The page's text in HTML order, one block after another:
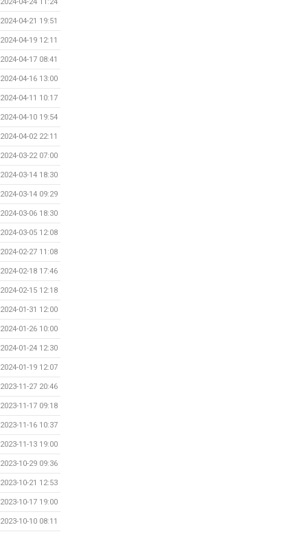
2024-04-21 19:51
2024-04-19 12:11
2024-04-17 08:41
2024-04-16 13:00
2024-04-11 10:17
2024-04-10 19:54
2024-04-02 22:11
2024-03-22 07:00
2024-03-14 18:30
2024-03-14 09:29
2024-03-06 18:30
2024-03-05 12:08
2024-02-27 11:08
2024-02-18 17:46
2024-02-15 12:18
2024-01-31 12:00
2024-01-26 10:00
2024-01-24 12:30
2024-01-19 12:07
2023-11-27 20:46
2023-11-17 09:18
2023-11-16 10:37
2023-11-13 19:00
2023-10-29 09:36
2023-10-21 12:53
2023-10-17 19:00
2023-10-10 08:11